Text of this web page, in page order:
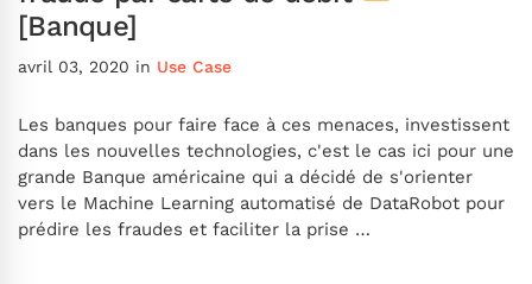
[Banque]
avril 03, 2020 in Use Case
Les banques pour faire face à ces menaces, investissent
dans les nouvelles technologies, c'est le cas ici pour une
grande Banque américaine qui a décidé de s'orienter
vers le Machine Learning automatisé de DataRobot pour
prédire les fraudes et faciliter la prise …